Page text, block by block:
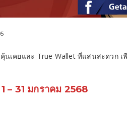
นเคยและ True Wallet ที่แสนสะดวก
– 31 มกราคม 2568